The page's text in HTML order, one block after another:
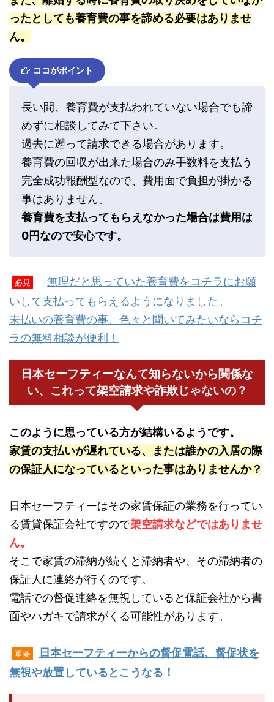
ったとしても養育費の事を諦める必要はありませ
ん。
ココがポイント
長い間、養育費が支払われていない場合でも諦
めずに相談してみて下さい。
過去に遡って請求できる場合があります。
養育費の回収が出来た場合のみ手数料を支払う
完全成功報酬型なので、費用面で負担が掛かる
事はありません。
養育費を支払ってもらえなかった場合は費用は
0円なので安心です。
必見
無理だと思っていた養育費をコチラにお願
いして支払ってもらえるようになりました。
未払いの養育費の事、色々と聞いてみたいならコチ
ラの無料相談が便利！
日本セーフティーなんて知らないから関係な
い、これって架空請求や詐欺じゃないの？
このように思っている方が結構いるようです。
家賃の支払いが遅れている、または誰かの入居の際
の保証人になっているといった事はありませんか？
日本セーフティーはその家賃保証の業務を行ってい
る賃貸保証会社ですので架空請求などではありませ
ん。
そこで家賃の滞納が続くと滞納者や、その滞納者の
保証人に連絡が行くのです。
電話での督促連絡を無視していると保証会社から書
面やハガキで請求がくる可能性があります。
重要
日本セーフティーからの督促電話、督促状を
無視や放置しているとこうなる！